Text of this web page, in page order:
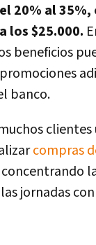
20% al 35%,
los $25.000.
beneficios
banco.
compras
concentrando
jornadas